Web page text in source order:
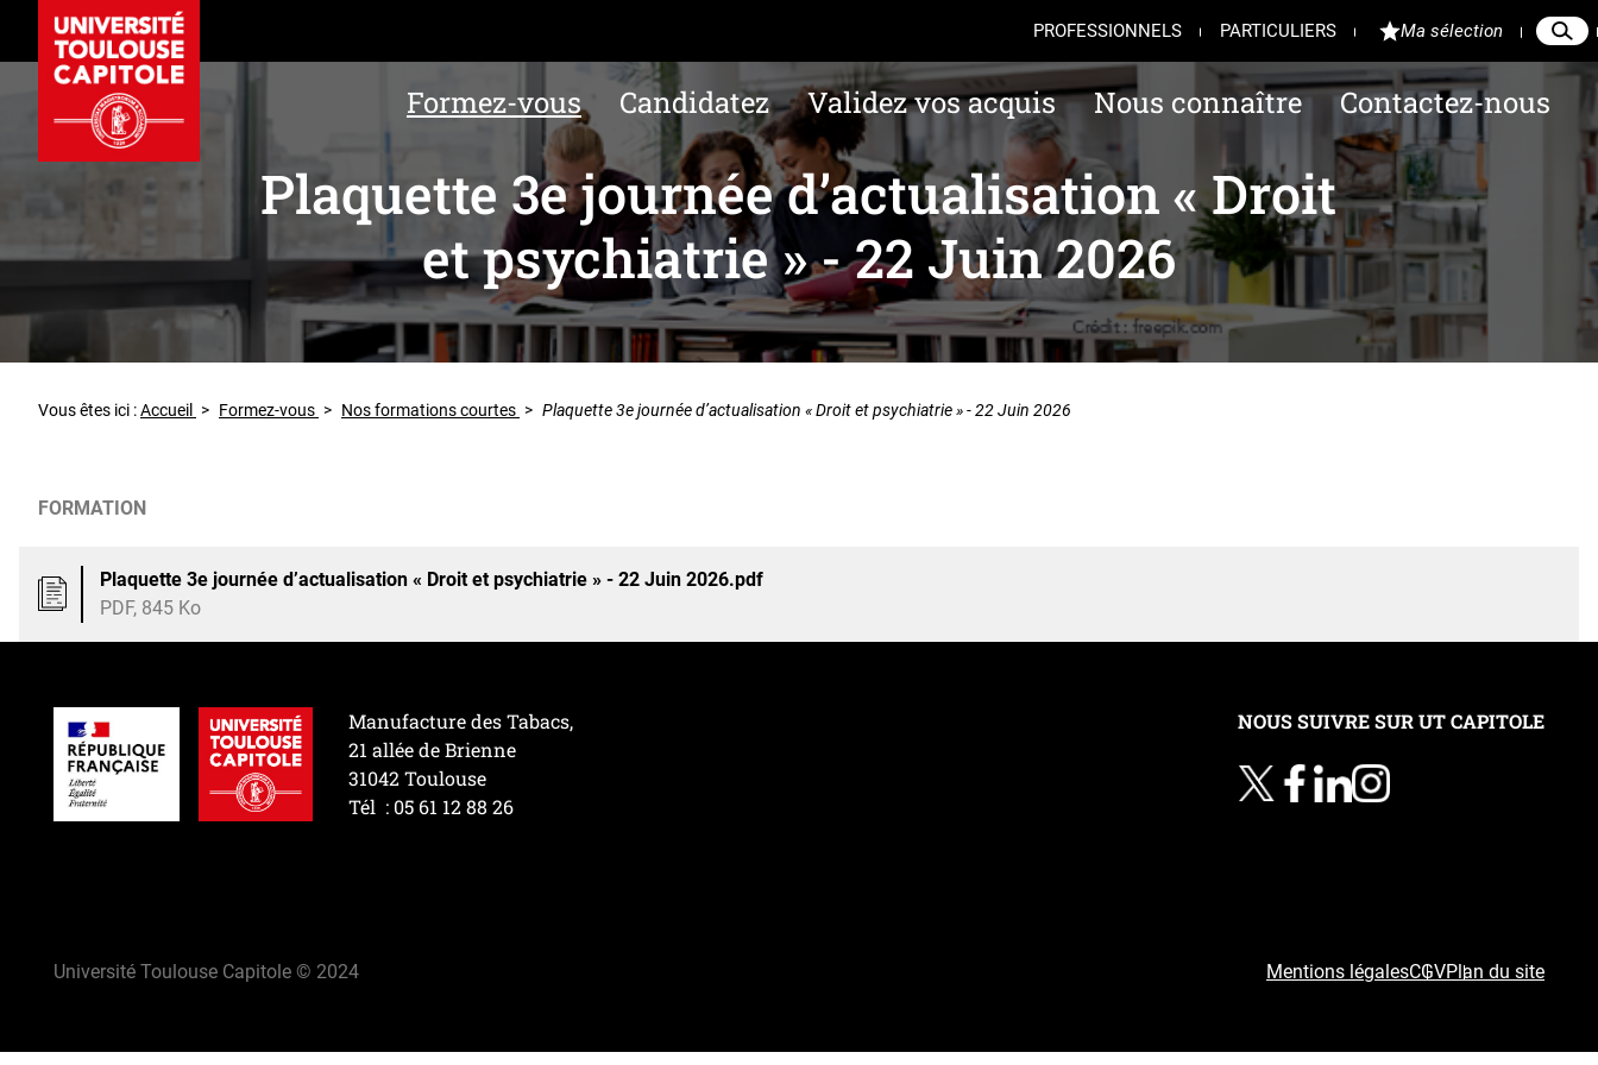
PROFESSIONNELS PARTICULIERS Ma sélection
Formez-vous Candidatez Validez vos acquis Nous connaître Contactez-nous
Plaquette 3e journée d’actualisation « Droit
et psychiatrie » - 22 Juin 2026
Vous êtes ici :Accueil > Formez-vous > Nos formations courtes > Plaquette 3e journée d’actualisation « Droit et psychiatrie » - 22 Juin 2026
FORMATION
Plaquette 3e journée d’actualisation « Droit et psychiatrie » - 22 Juin 2026.pdf
PDF, 845 Ko
Manufacture des Tabacs,
21 allée de Brienne
31042 Toulouse
Tél : 05 61 12 88 26
NOUS SUIVRE SUR UT CAPITOLE
Université Toulouse Capitole © 2024 Mentions légalesCGVPlan du site